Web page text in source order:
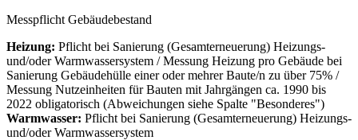
Messpflicht Gebäudebestand
Heizung: Pflicht bei Sanierung (Gesamterneuerung) Heizungs-
und/oder Warmwassersystem / Messung Heizung pro Gebäude bei
Sanierung Gebäudehülle einer oder mehrer Baute/n zu über 75% /
Messung Nutzeinheiten für Bauten mit Jahrgängen ca. 1990 bis
2022 obligatorisch (Abweichungen siehe Spalte "Besonderes")
Warmwasser: Pflicht bei Sanierung (Gesamterneuerung) Heizungs-
und/oder Warmwassersystem